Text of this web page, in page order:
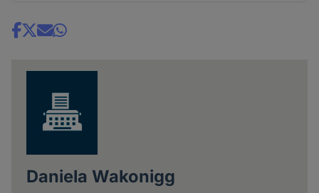
Share
Daniela Wakonigg